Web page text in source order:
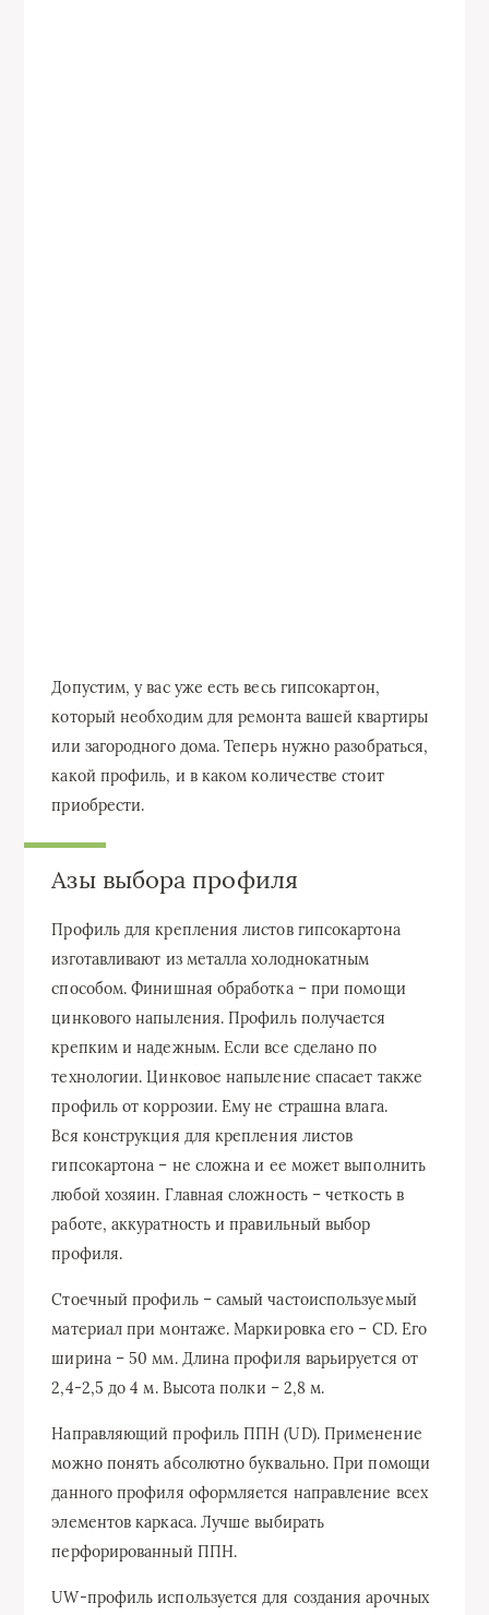
Допустим, у вас уже есть весь гипсокартон,
который необходим для ремонта вашей квартиры
или загородного дома. Теперь нужно разобраться,
какой профиль, и в каком количестве стоит
приобрести.
Азы выбора профиля
Профиль для крепления листов гипсокартона
изготавливают из металла холоднокатным
способом. Финишная обработка – при помощи
цинкового напыления. Профиль получается
крепким и надежным. Если все сделано по
технологии. Цинковое напыление спасает также
профиль от коррозии. Ему не страшна влага.
Вся конструкция для крепления листов
гипсокартона – не сложна и ее может выполнить
любой хозяин. Главная сложность – четкость в
работе, аккуратность и правильный выбор
профиля.
Стоечный профиль – самый частоиспользуемый
материал при монтаже. Маркировка его – CD. Его
ширина – 50 мм. Длина профиля варьируется от
2,4-2,5 до 4 м. Высота полки – 2,8 м.
Направляющий профиль ППН (UD). Применение
можно понять абсолютно буквально. При помощи
данного профиля оформляется направление всех
элементов каркаса. Лучше выбирать
перфорированный ППН.
UW-профиль используется для создания арочных